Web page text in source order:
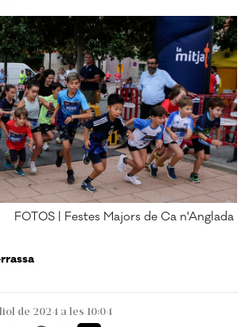
FOTOS | Festes Majors de Ca n'Anglada
de 2024 a les 10:04